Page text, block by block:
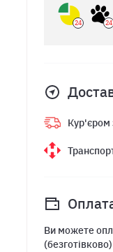
24 24
Кур'єром
Ви можете
(безготівково)